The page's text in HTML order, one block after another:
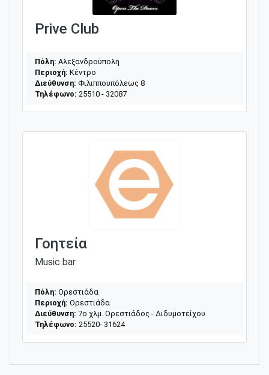
Prive Club
Πόλη: Αλεξανδρούπολη
Περιοχή: Κέντρο
Διεύθυνση: Φιλιππουπόλεως 8
Τηλέφωνο: 25510 - 32087
Γοητεία
Music bar
Πόλη: Ορεστιάδα
Περιοχή: Ορεστιάδα
Διεύθυνση: 7ο χλμ. Ορεστιάδος - Διδυμοτείχου
Τηλέφωνο: 25520- 31624